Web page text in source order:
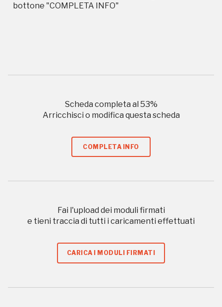
bottone "COMPLETA INFO"
Scheda completa al 53%
Arricchisci o modifica questa scheda
COMPLETA INFO
Fai l'upload dei moduli firmati
e tieni traccia di tutti i caricamenti effettuati
CARICA I MODULI FIRMATI
organizzati
Regalati 365 giorni di arte e cultura nell'Italia
più bella, risparmiando.
ISCRIVITI AL FAI